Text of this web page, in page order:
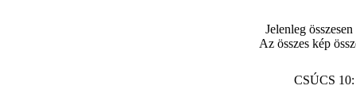
Jelenleg
Az összes kép
CSÚCS